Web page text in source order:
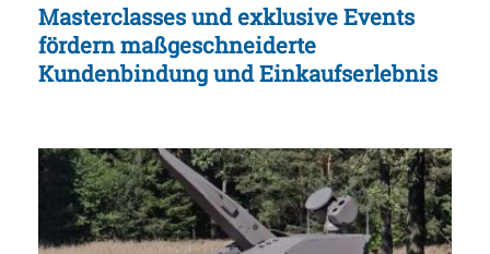
Masterclasses und exklusive Events
fördern maßgeschneiderte
Kundenbindung und Einkaufserlebnis